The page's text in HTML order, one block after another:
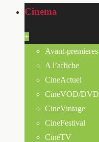
Cinema
+
Avant-premieres
A l’affiche
CineActuel
CineVOD/DVD
CineVintage
CineFestival
CinéTV